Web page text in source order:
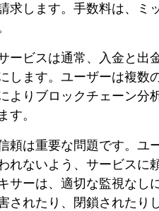
求します。手数料は、ミ
ービスは通常、入金と出
します。ユーザーは複数
よりブロックチェーン分
す。
頼は重要な問題です。ユ
れないよう、サービスに
サーは、適切な監視なし
されたり、閉鎖されたり